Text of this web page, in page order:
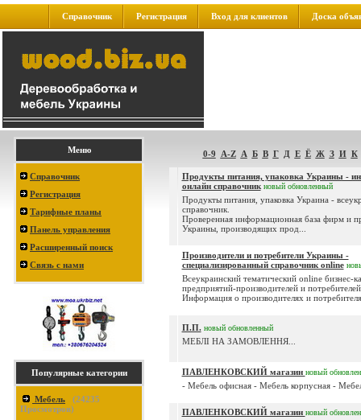
Справочник Регистрация Вход для клиентов Доска
Меню
Справочник
Регистрация
Тарифные планы
Панель управления
Расширенный поиск
Связь с нами
Популярные категории
Мебель (24235
Просмотров)
0-9 A-Z А Б В Г Д Е Ё Ж З И К
Продукты питания, упаковка Украины -
онлайн справочник новый обновленный
Продукты питания, упаковка Украина -
справочник.
Проверенная информационная база фирм и
Украины, производящих прод...
Производители и потребители Украины -
специализированный справочник online
Всеукраинский тематический online бизнес-
предприятий-производителей и
Информация о производителях и
П.П. новый обновленный
МЕБЛІ НА ЗАМОВЛЕННЯ...
ПАВЛЕНКОВСКИЙ магазин новый
- Мебель офисная - Мебель корпусная -
ПАВЛЕНКОВСКИЙ магазин новый